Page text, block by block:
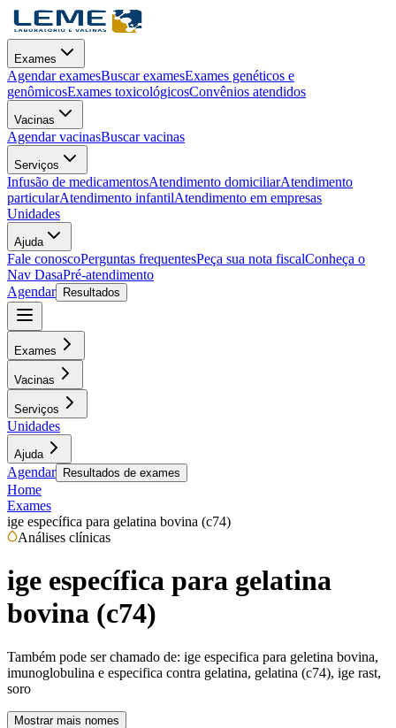
Exames
Agendar examesBuscar examesExames genéticos e
genômicosExames toxicológicosConvênios atendidos
Vacinas
Agendar vacinasBuscar vacinas
Serviços
Infusão de medicamentosAtendimento domiciliarAtendimento
particularAtendimento infantilAtendimento em empresas
Unidades
Ajuda
Fale conoscoPerguntas frequentesPeça sua nota fiscalConheça o
Nav DasaPré-atendimento
Agendar
Resultados
Exames
Vacinas
Serviços
Unidades
Ajuda
Agendar Resultados de exames
Home
Exames
ige específica para gelatina bovina (c74)
Análises clínicas
ige específica para gelatina
bovina (c74)
Também pode ser chamado de: ige especifica para geletina bovina,
imunoglobulina e especifica contra gelatina, gelatina (c74), ige rast,
soro
Mostrar mais nomes